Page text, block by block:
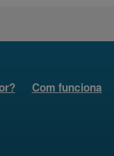
Com funciona